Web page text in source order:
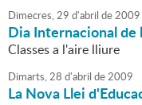
Dimecres,29 d'abril de2009
Dia Internacional de
Classes a l'aire lliure
Dimarts,28 d'abril de2009
La Nova Llei